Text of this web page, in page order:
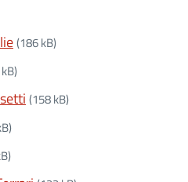
(186 kB)
(158 kB)